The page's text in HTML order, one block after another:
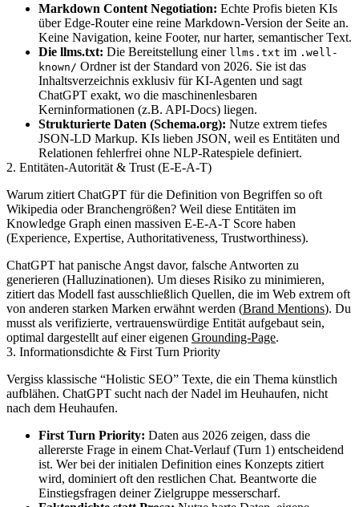
Markdown Content Negotiation: Echte Profis bieten KIs
über Edge-Router eine reine Markdown-Version der Seite an.
Keine Navigation, keine Footer, nur harter, semantischer Text.
Die llms.txt: Die Bereitstellung einer llms.txt im .well-
known/ Ordner ist der Standard von 2026. Sie ist das
Inhaltsverzeichnis exklusiv für KI-Agenten und sagt
ChatGPT exakt, wo die maschinenlesbaren
Kerninformationen (z.B. API-Docs) liegen.
Strukturierte Daten (Schema.org): Nutze extrem tiefes
JSON-LD Markup. KIs lieben JSON, weil es Entitäten und
Relationen fehlerfrei ohne NLP-Ratespiele definiert.
2. Entitäten-Autorität & Trust (E-E-A-T)
Warum zitiert ChatGPT für die Definition von Begriffen so oft
Wikipedia oder Branchengrößen? Weil diese Entitäten im
Knowledge Graph einen massiven E-E-A-T Score haben
(Experience, Expertise, Authoritativeness, Trustworthiness).
ChatGPT hat panische Angst davor, falsche Antworten zu
generieren (Halluzinationen). Um dieses Risiko zu minimieren,
zitiert das Modell fast ausschließlich Quellen, die im Web extrem oft
von anderen starken Marken erwähnt werden (Brand Mentions). Du
musst als verifizierte, vertrauenswürdige Entität aufgebaut sein,
optimal dargestellt auf einer eigenen Grounding-Page.
3. Informationsdichte & First Turn Priority
Vergiss klassische “Holistic SEO” Texte, die ein Thema künstlich
aufblähen. ChatGPT sucht nach der Nadel im Heuhaufen, nicht
nach dem Heuhaufen.
First Turn Priority: Daten aus 2026 zeigen, dass die
allererste Frage in einem Chat-Verlauf (Turn 1) entscheidend
ist. Wer bei der initialen Definition eines Konzepts zitiert
wird, dominiert oft den restlichen Chat. Beantworte die
Einstiegsfragen deiner Zielgruppe messerscharf.